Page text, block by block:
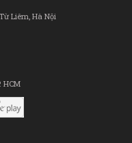
Liêm, Hà Nội
HCM